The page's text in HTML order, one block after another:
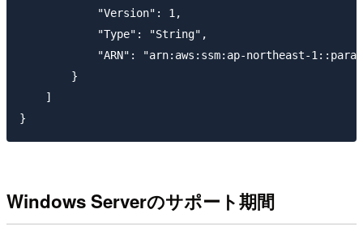
            "Version": 1,
            "Type": "String",
"ARN": "arn:aws:ssm:ap-northeast-
        }
    ]
Windows Serverのサポート期間